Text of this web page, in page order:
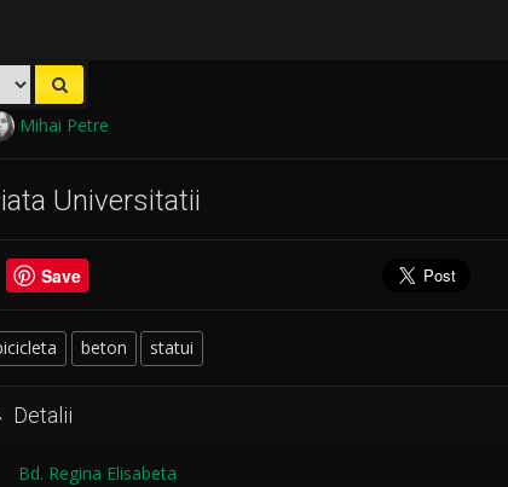
Mihai Petre
Universitatii
Save
beton statui
Detalii
Bd. Regina Elisabeta